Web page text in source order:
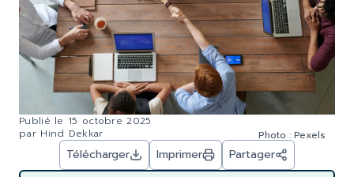
Publié le 15 octobre 2025
par Hind Dekkar Photo : Pexels
Télécharger Imprimer Partager